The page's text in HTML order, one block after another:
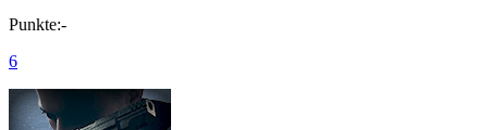
Punkte:-
6